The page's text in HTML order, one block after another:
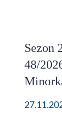
Sezon
48/